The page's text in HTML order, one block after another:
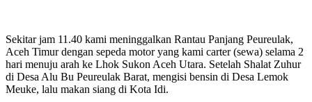
Sekitar jam 11.40 kami meninggalkan Rantau Panjang Peureulak,
Aceh Timur dengan sepeda motor yang kami carter (sewa) selama 2
hari menuju arah ke Lhok Sukon Aceh Utara. Setelah Shalat Zuhur
di Desa Alu Bu Peureulak Barat, mengisi bensin di Desa Lemok
Meuke, lalu makan siang di Kota Idi.